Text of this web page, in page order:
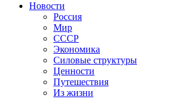
Новости
Россия
Мир
СССР
Экономика
Силовые структуры
Ценности
Путешествия
Из жизни